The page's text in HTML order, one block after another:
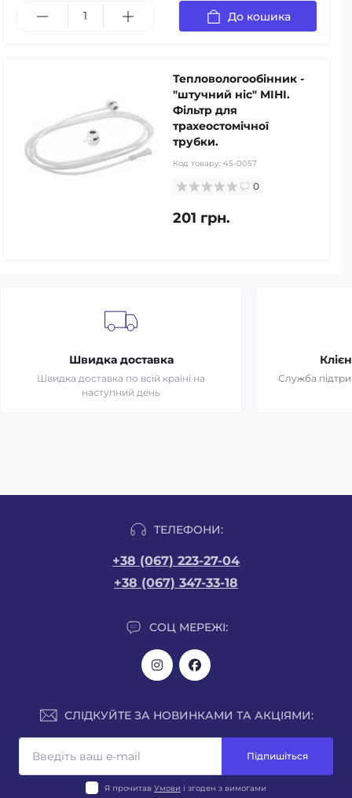
До кошика
Тепловологообінник -
"штучний ніс" МІНІ.
Фільтр для
трахеостомічної
трубки.
Код товару: 45-0057
0
201 грн.
Швидка доставка
Швидка доставка по всій країні на
наступний день
Служба
ТЕЛЕФОНИ:
+38 (067) 223-27-04
+38 (067) 347-33-18
СОЦ МЕРЕЖІ:
СЛІДКУЙТЕ ЗА НОВИНКАМИ ТА АКЦІЯМИ:
Підпишіться
Я прочитав Умови і згоден з вимогами